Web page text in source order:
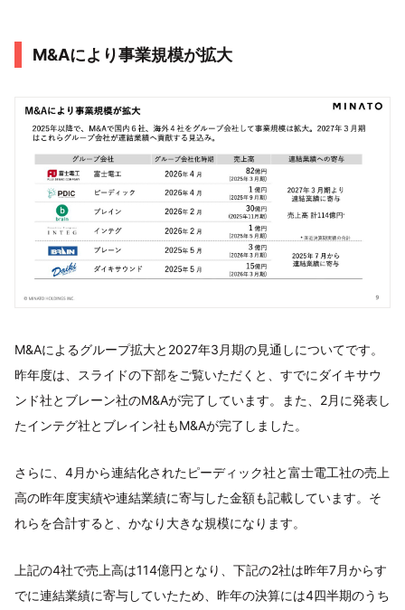
M&Aにより事業規模が拡大
M&Aによるグループ拡大と2027年3月期の見通しについてです。
昨年度は、スライドの下部をご覧いただくと、すでにダイキサウ
ンド社とブレーン社のM&Aが完了しています。また、2月に発表し
たインテグ社とブレイン社もM&Aが完了しました。
さらに、4月から連結化されたピーディック社と富士電工社の売上
高の昨年度実績や連結業績に寄与した金額も記載しています。そ
れらを合計すると、かなり大きな規模になります。
上記の4社で売上高は114億円となり、下記の2社は昨年7月からす
でに連結業績に寄与していたため、昨年の決算には4四半期のうち